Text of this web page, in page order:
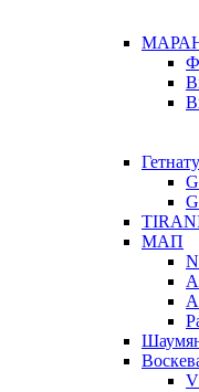
МАП